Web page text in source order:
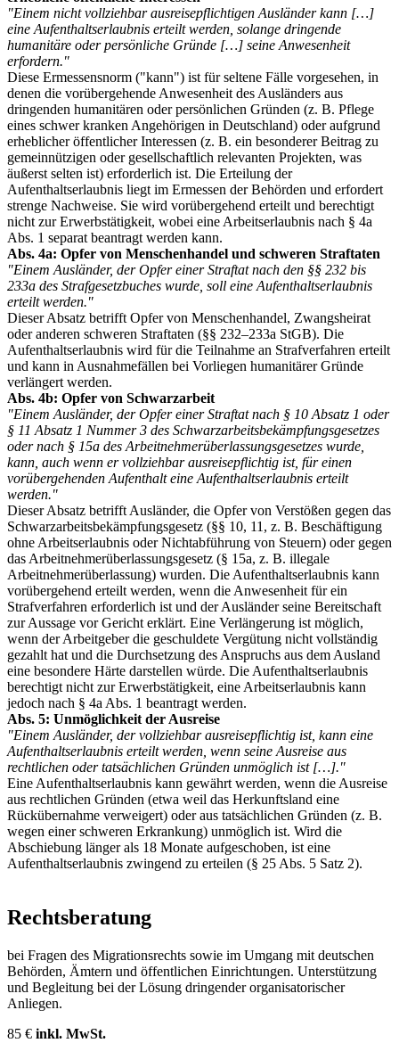
"Einem nicht vollziehbar ausreisepflichtigen Ausländer kann […]
eine Aufenthaltserlaubnis erteilt werden, solange dringende
humanitäre oder persönliche Gründe […] seine Anwesenheit
erfordern."
Diese Ermessensnorm ("kann") ist für seltene Fälle vorgesehen, in
denen die vorübergehende Anwesenheit des Ausländers aus
dringenden humanitären oder persönlichen Gründen (z. B. Pflege
eines schwer kranken Angehörigen in Deutschland) oder aufgrund
erheblicher öffentlicher Interessen (z. B. ein besonderer Beitrag zu
gemeinnützigen oder gesellschaftlich relevanten Projekten, was
äußerst selten ist) erforderlich ist. Die Erteilung der
Aufenthaltserlaubnis liegt im Ermessen der Behörden und erfordert
strenge Nachweise. Sie wird vorübergehend erteilt und berechtigt
nicht zur Erwerbstätigkeit, wobei eine Arbeitserlaubnis nach § 4a
Abs. 1 separat beantragt werden kann.
Abs. 4a: Opfer von Menschenhandel und schweren Straftaten
"Einem Ausländer, der Opfer einer Straftat nach den §§ 232 bis
233a des Strafgesetzbuches wurde, soll eine Aufenthaltserlaubnis
erteilt werden."
Dieser Absatz betrifft Opfer von Menschenhandel, Zwangsheirat
oder anderen schweren Straftaten (§§ 232–233a StGB). Die
Aufenthaltserlaubnis wird für die Teilnahme an Strafverfahren erteilt
und kann in Ausnahmefällen bei Vorliegen humanitärer Gründe
verlängert werden.
Abs. 4b: Opfer von Schwarzarbeit
"Einem Ausländer, der Opfer einer Straftat nach § 10 Absatz 1 oder
§ 11 Absatz 1 Nummer 3 des Schwarzarbeitsbekämpfungsgesetzes
oder nach § 15a des Arbeitnehmerüberlassungsgesetzes wurde,
kann, auch wenn er vollziehbar ausreisepflichtig ist, für einen
vorübergehenden Aufenthalt eine Aufenthaltserlaubnis erteilt
werden."
Dieser Absatz betrifft Ausländer, die Opfer von Verstößen gegen das
Schwarzarbeitsbekämpfungsgesetz (§§ 10, 11, z. B. Beschäftigung
ohne Arbeitserlaubnis oder Nichtabführung von Steuern) oder gegen
das Arbeitnehmerüberlassungsgesetz (§ 15a, z. B. illegale
Arbeitnehmerüberlassung) wurden. Die Aufenthaltserlaubnis kann
vorübergehend erteilt werden, wenn die Anwesenheit für ein
Strafverfahren erforderlich ist und der Ausländer seine Bereitschaft
zur Aussage vor Gericht erklärt. Eine Verlängerung ist möglich,
wenn der Arbeitgeber die geschuldete Vergütung nicht vollständig
gezahlt hat und die Durchsetzung des Anspruchs aus dem Ausland
eine besondere Härte darstellen würde. Die Aufenthaltserlaubnis
berechtigt nicht zur Erwerbstätigkeit, eine Arbeitserlaubnis kann
jedoch nach § 4a Abs. 1 beantragt werden.
Abs. 5: Unmöglichkeit der Ausreise
"Einem Ausländer, der vollziehbar ausreisepflichtig ist, kann eine
Aufenthaltserlaubnis erteilt werden, wenn seine Ausreise aus
rechtlichen oder tatsächlichen Gründen unmöglich ist […]."
Eine Aufenthaltserlaubnis kann gewährt werden, wenn die Ausreise
aus rechtlichen Gründen (etwa weil das Herkunftsland eine
Rückübernahme verweigert) oder aus tatsächlichen Gründen (z. B.
wegen einer schweren Erkrankung) unmöglich ist. Wird die
Abschiebung länger als 18 Monate aufgeschoben, ist eine
Aufenthaltserlaubnis zwingend zu erteilen (§ 25 Abs. 5 Satz 2).
Rechtsberatung
bei Fragen des Migrationsrechts sowie im Umgang mit deutschen
Behörden, Ämtern und öffentlichen Einrichtungen. Unterstützung
und Begleitung bei der Lösung dringender organisatorischer
Anliegen.
85 € inkl. MwSt.